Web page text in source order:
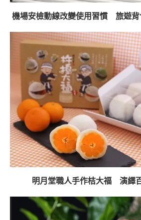
機場安檢動線改變使用習慣 旅遊背
明月堂職人手作桔大福 演繹